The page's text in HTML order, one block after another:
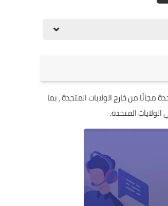
من خارج الولايات المتحدة ، بما
المتحدة.